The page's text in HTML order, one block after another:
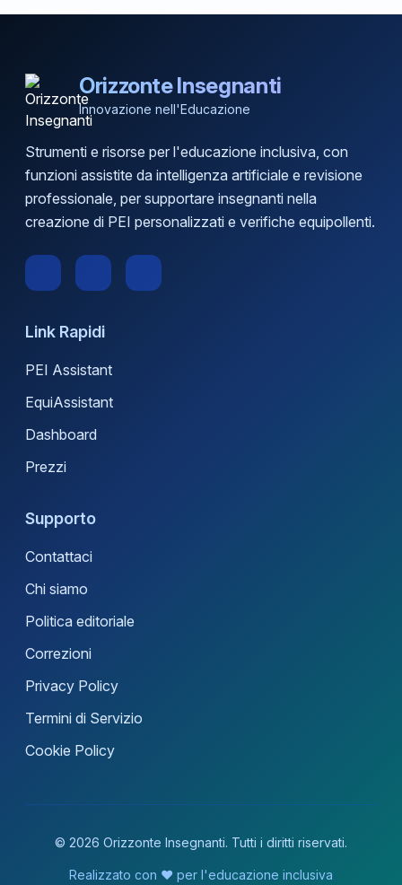
Orizzonte Insegnanti
Innovazione nell'Educazione
Strumenti e risorse per l'educazione inclusiva, con
funzioni assistite da intelligenza artificiale e revisione
professionale, per supportare insegnanti nella
creazione di PEI personalizzati e verifiche equipollenti.
Link Rapidi
PEI Assistant
EquiAssistant
Dashboard
Prezzi
Supporto
Contattaci
Chi siamo
Politica editoriale
Correzioni
Privacy Policy
Termini di Servizio
Cookie Policy
© 2026 Orizzonte Insegnanti. Tutti i diritti riservati.
Realizzato con ❤️ per l'educazione inclusiva